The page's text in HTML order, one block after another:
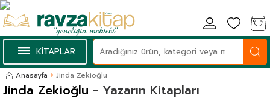
KİTAPLAR
Anasayfa Jinda Zekioğlu
- Yazarın Kitapları
Jinda Zekioğlu